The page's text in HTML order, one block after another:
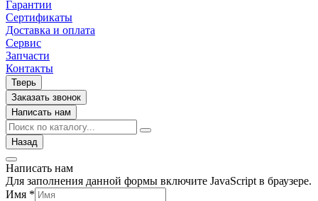
Гарантии
Сертификаты
Доставка и оплата
Сервис
Запчасти
Контакты
Тверь
Заказать звонок
Написать нам
Назад
Написать нам
Для заполнения данной формы включите JavaScript в браузере.
Имя *